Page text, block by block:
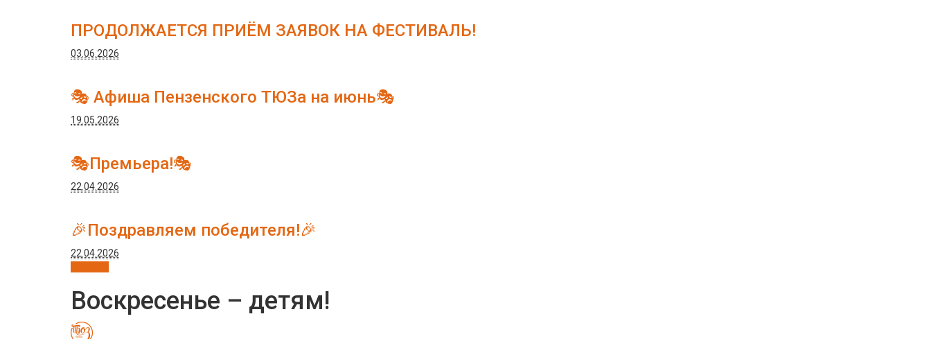
ПРОДОЛЖАЕТСЯ ПРИЁМ ЗАЯВОК НА ФЕСТИВАЛЬ!
03.06.2026
🎭 Афиша Пензенского ТЮЗа на июнь🎭
19.05.2026
🎭Премьера!🎭
22.04.2026
🎉Поздравляем победителя!🎉
22.04.2026
Воскресенье – детям!